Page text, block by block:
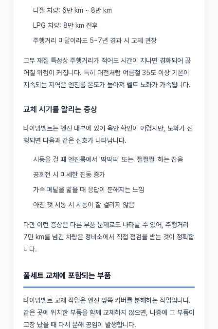
디젤 차량: 6만 km ~ 8만 km
LPG 차량: 8만 km 전후
주행거리 미달이라도 5~7년 경과 시 교체 권장
고무 재질 특성상 주행거리가 적어도 시간이 지나면 경화되어 끊
어질 위험이 커집니다. 특히 대전처럼 여름철 35도 이상 기온이
지속되는 지역은 엔진룸 온도가 높아져 벨트 노화가 가속됩니다.
교체 시기를 알리는 증상
타이밍벨트는 엔진 내부에 있어 육안 확인이 어렵지만, 노화가 진
행되면 다음과 같은 신호가 나타납니다.
시동을 걸 때 엔진룸에서 '딱딱딱' 또는 '쩔쩔쩔' 하는 잡음
공회전 시 미세한 진동 증가
가속 페달을 밟을 때 응답이 둔해지는 느낌
아침 첫 시동 시 시동이 잘 걸리지 않음
다만 이런 증상은 다른 부품 문제로도 나타날 수 있어, 주행거리
7만 km를 넘긴 차량은 정비소에서 직접 점검을 받는 것이 정확합
니다.
풀세트 교체에 포함되는 부품
타이밍벨트 교체 작업은 엔진 앞쪽 커버를 분해하는 작업입니다.
같은 곳에 위치한 부품을 함께 교체하지 않으면, 나중에 그 부품이
고장 났을 때 다시 분해 공임이 발생합니다.